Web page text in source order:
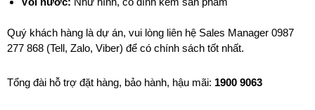
Quý khách hàng là dự án, vui lòng liên hệ Sales Manager 0987
277 868 (Tell, Zalo, Viber) để có chính sách tốt nhất.
Tổng đài hỗ trợ đặt hàng, bảo hành, hậu mãi: 1900 9063